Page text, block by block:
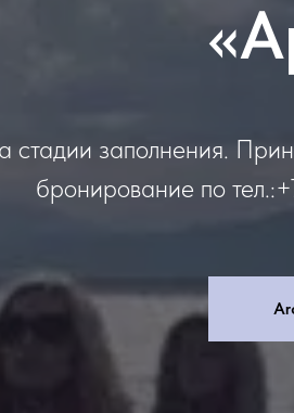
стадии заполнения.
бронирование по